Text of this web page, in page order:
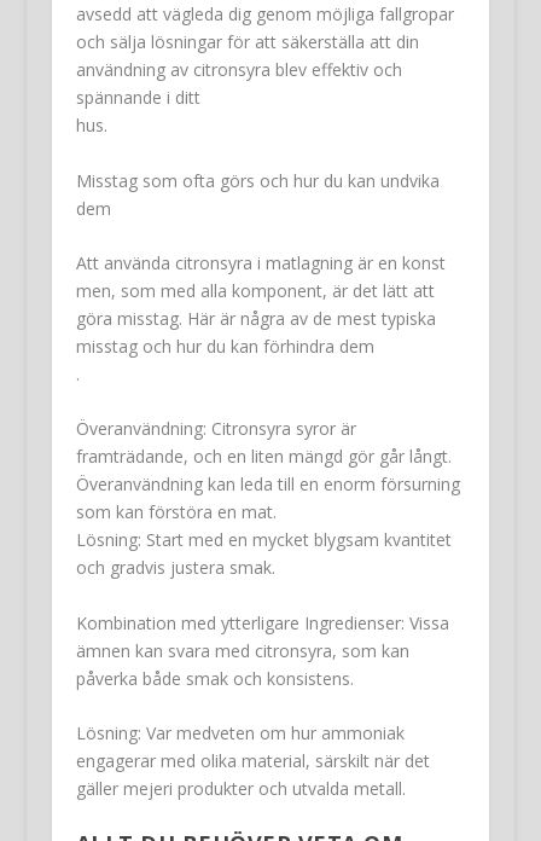
avsedd att vägleda dig genom möjliga fallgropar
och sälja lösningar för att säkerställa att din
användning av citronsyra blev effektiv och
spännande i ditt
hus.
Misstag som ofta görs och hur du kan undvika
dem
Att använda citronsyra i matlagning är en konst
men, som med alla komponent, är det lätt att
göra misstag. Här är några av de mest typiska
misstag och hur du kan förhindra dem
.
Överanvändning: Citronsyra syror är
framträdande, och en liten mängd gör går långt.
Överanvändning kan leda till en enorm försurning
som kan förstöra en mat.
Lösning: Start med en mycket blygsam kvantitet
och gradvis justera smak.
Kombination med ytterligare Ingredienser: Vissa
ämnen kan svara med citronsyra, som kan
påverka både smak och konsistens.
Lösning: Var medveten om hur ammoniak
engagerar med olika material, särskilt när det
gäller mejeri produkter och utvalda metall.